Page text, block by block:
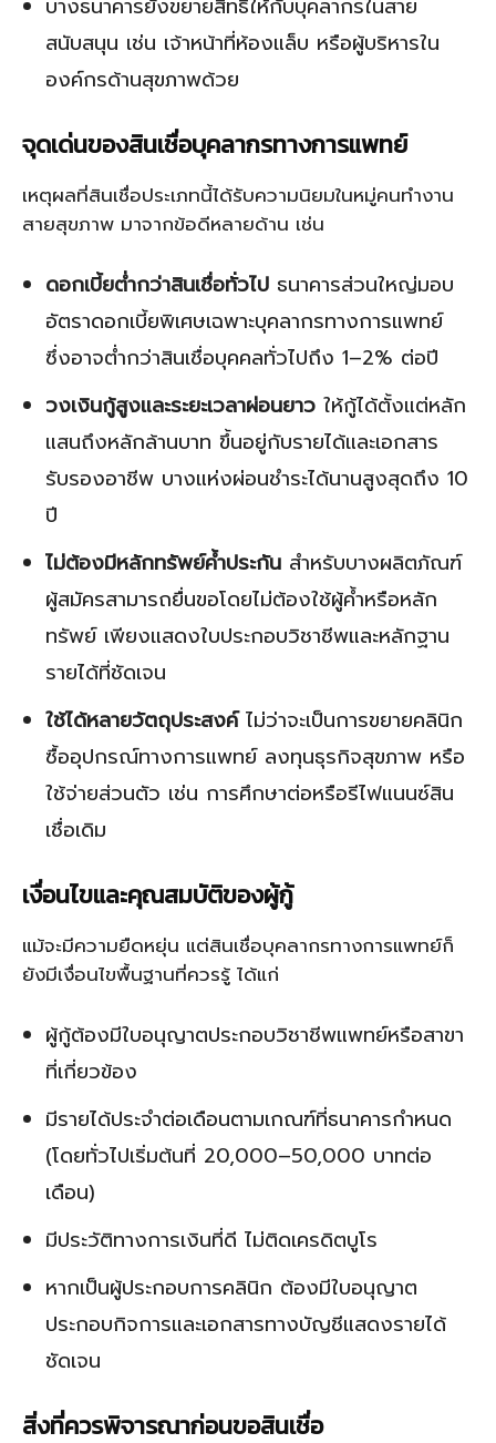
บางธนาคารยังขยายสิทธิ์ให้กับบุคลากรในสาย
สนับสนุน เช่น เจ้าหน้าที่ห้องแล็บ หรือผู้บริหารใน
องค์กรด้านสุขภาพด้วย
จุดเด่นของสินเชื่อบุคลากรทางการแพทย์
เหตุผลที่สินเชื่อประเภทนี้ได้รับความนิยมในหมู่คนทำงาน
สายสุขภาพ มาจากข้อดีหลายด้าน เช่น
ดอกเบี้ยต่ำกว่าสินเชื่อทั่วไป ธนาคารส่วนใหญ่มอบ
อัตราดอกเบี้ยพิเศษเฉพาะบุคลากรทางการแพทย์
ซึ่งอาจต่ำกว่าสินเชื่อบุคคลทั่วไปถึง 1–2% ต่อปี
วงเงินกู้สูงและระยะเวลาผ่อนยาว ให้กู้ได้ตั้งแต่หลัก
แสนถึงหลักล้านบาท ขึ้นอยู่กับรายได้และเอกสาร
รับรองอาชีพ บางแห่งผ่อนชำระได้นานสูงสุดถึง 10
ปี
ไม่ต้องมีหลักทรัพย์ค้ำประกัน สำหรับบางผลิตภัณฑ์
ผู้สมัครสามารถยื่นขอโดยไม่ต้องใช้ผู้ค้ำหรือหลัก
ทรัพย์ เพียงแสดงใบประกอบวิชาชีพและหลักฐาน
รายได้ที่ชัดเจน
ใช้ได้หลายวัตถุประสงค์ไม่ว่าจะเป็นการขยายคลินิก
ซื้ออุปกรณ์ทางการแพทย์ ลงทุนธุรกิจสุขภาพ หรือ
ใช้จ่ายส่วนตัว เช่น การศึกษาต่อหรือรีไฟแนนซ์สิน
เชื่อเดิม
เงื่อนไขและคุณสมบัติของผู้กู้
แม้จะมีความยืดหยุ่น แต่สินเชื่อบุคลากรทางการแพทย์ก็
ยังมีเงื่อนไขพื้นฐานที่ควรรู้ ได้แก่
ผู้กู้ต้องมีใบอนุญาตประกอบวิชาชีพแพทย์หรือสาขา
ที่เกี่ยวข้อง
มีรายได้ประจำต่อเดือนตามเกณฑ์ที่ธนาคารกำหนด
(โดยทั่วไปเริ่มต้นที่ 20,000–50,000 บาทต่อ
เดือน)
มีประวัติทางการเงินที่ดี ไม่ติดเครดิตบูโร
หากเป็นผู้ประกอบการคลินิก ต้องมีใบอนุญาต
ประกอบกิจการและเอกสารทางบัญชีแสดงรายได้
ชัดเจน
สิ่งที่ควรพิจารณาก่อนขอสินเชื่อ